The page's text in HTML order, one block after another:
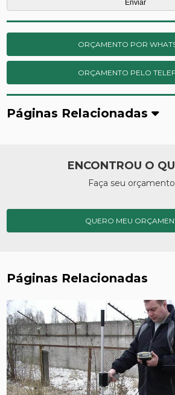
ORÇAMENTO POR
ORÇAMENTO PELO
Páginas Relacionadas
ENCONTROU O
Faça seu
QUERO MEU
Páginas Relacionadas